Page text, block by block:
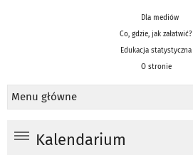
Dla mediów
Co, gdzie, jak załatwić?
Edukacja statystyczna
O stronie
Menu główne
Kalendarium